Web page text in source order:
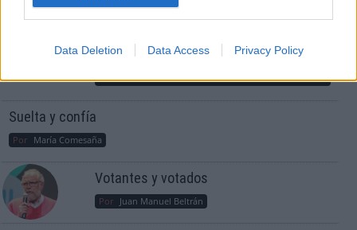
Data Deletion Data Access Privacy Policy
¿La ciudadanía de Occidente es
consciente del riesgo de una tercera
guerra mundial?
Crisis
Suelta y confía
Por María Comesaña
Votantes y votados
Por Juan Manuel Beltrán